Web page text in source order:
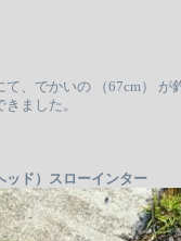
、でかいの （67cm） が
ました。
ド）スローインター